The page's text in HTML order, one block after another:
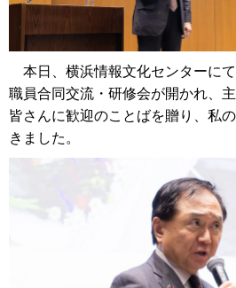
本日、横浜情報文化センターに
職員合同交流・研修会が開かれ、
皆さんに歓迎のことばを贈り、私
きました。